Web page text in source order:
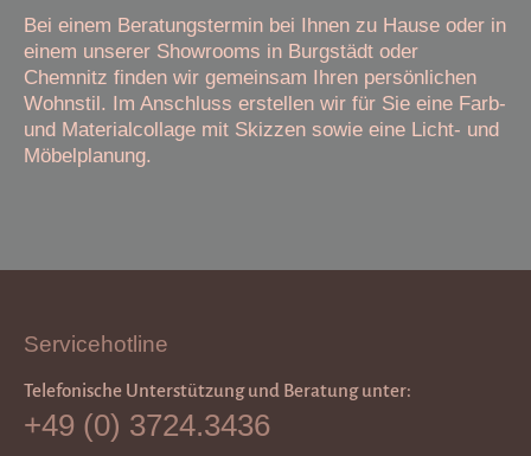
Bei einem Beratungstermin bei Ihnen zu Hause oder in
einem unserer Showrooms in Burgstädt oder
Chemnitz finden wir gemeinsam Ihren persönlichen
Wohnstil. Im Anschluss erstellen wir für Sie eine Farb-
und Materialcollage mit Skizzen sowie eine Licht- und
Möbelplanung.
Servicehotline
Telefonische Unterstützung und Beratung unter:
+49 (0) 3724.3436